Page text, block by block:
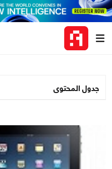
جدول المحتوى